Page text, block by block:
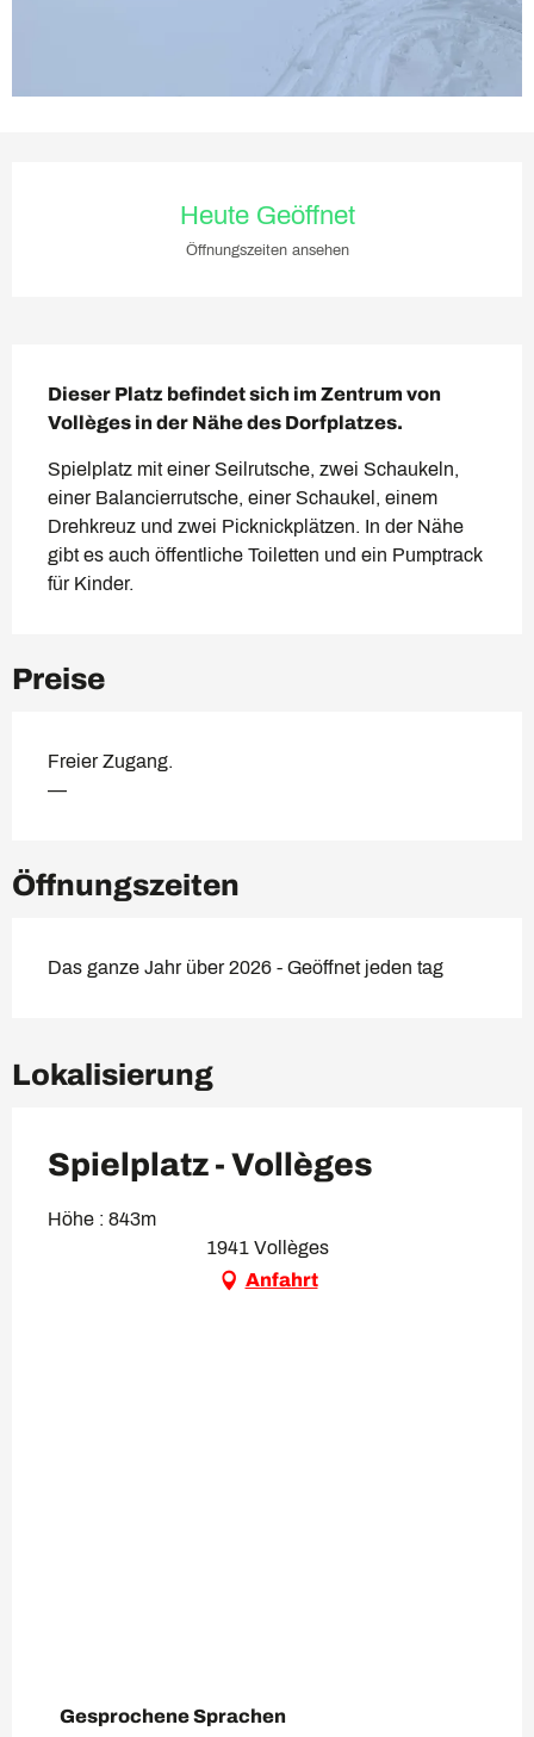
Heute Geöffnet
Öffnungszeiten ansehen
Dieser Platz befindet sich im Zentrum von
Vollèges in der Nähe des Dorfplatzes.
Spielplatz mit einer Seilrutsche, zwei Schaukeln,
einer Balancierrutsche, einer Schaukel, einem
Drehkreuz und zwei Picknickplätzen. In der Nähe
gibt es auch öffentliche Toiletten und ein Pumptrack
für Kinder.
Preise
Freier Zugang.
—
Öffnungszeiten
Das ganze Jahr über 2026 - Geöffnet jeden tag
Lokalisierung
Spielplatz - Vollèges
Höhe : 843m
1941 Vollèges
Anfahrt
Gesprochene Sprachen
Gesprochene Sprachen